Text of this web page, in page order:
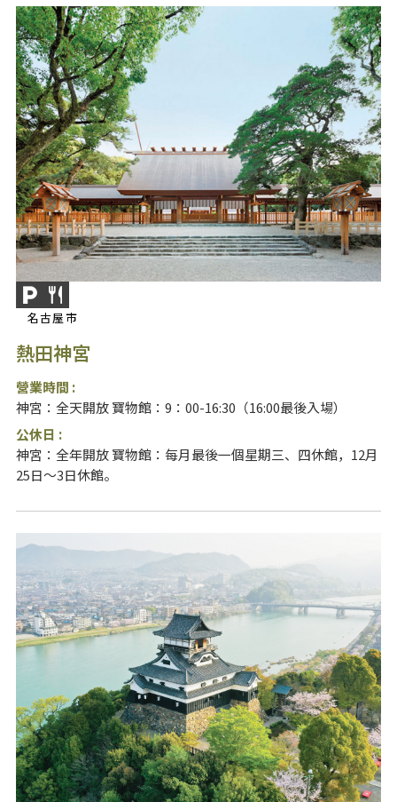
名古屋市
熱田神宮
營業時間 :
神宮：全天開放 寶物館：9：00-16:30（16:00最後入場）
公休日 :
神宮：全年開放 寶物館：每月最後一個星期三、四休館，12月
25日～3日休館。